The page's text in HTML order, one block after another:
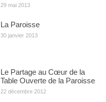
29 mai 2013
La Paroisse
30 janvier 2013
Le Partage au Cœur de la
Table Ouverte de la Paroisse
22 décembre 2012